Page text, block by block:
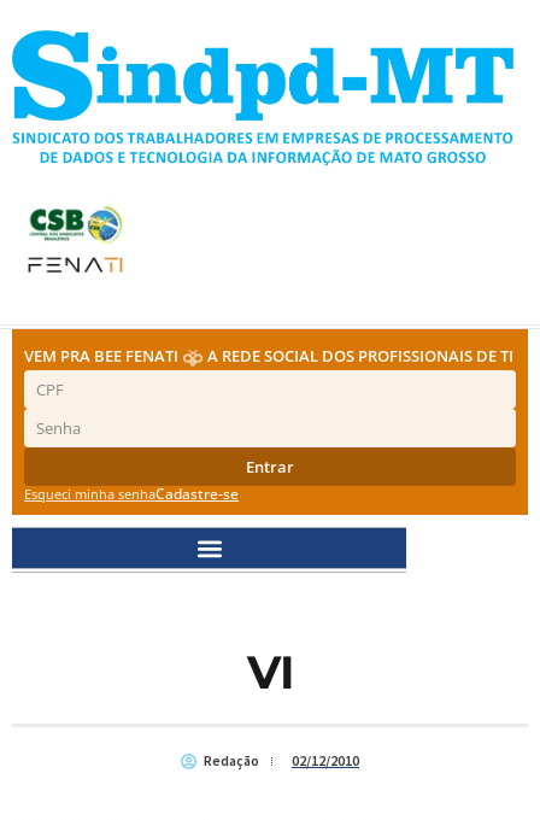
para
conteúdo
VEM PRA BEE FENATI A REDE SOCIAL DOS PROFISSIONAIS DE TI
Entrar
Esqueci minha senhaCadastre-se
VI
Redação 02/12/2010